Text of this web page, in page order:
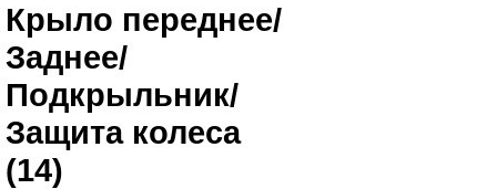
Крыло переднее/
Заднее/
Подкрыльник/
Защита колеса
(14)